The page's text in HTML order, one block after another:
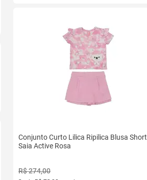
Conjunto Curto Lilica Ripilica Blusa Short
Saia Active Rosa
R$ 274,00